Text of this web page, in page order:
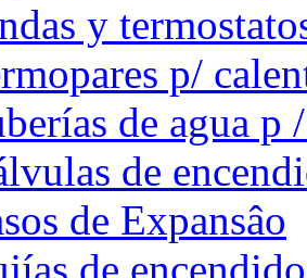
y
p/
de agua p
de
de Expansâo